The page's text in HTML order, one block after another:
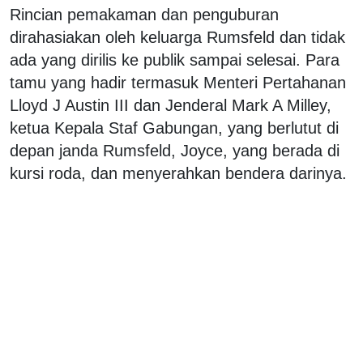
Rincian pemakaman dan penguburan
dirahasiakan oleh keluarga Rumsfeld dan tidak
ada yang dirilis ke publik sampai selesai. Para
tamu yang hadir termasuk Menteri Pertahanan
Lloyd J Austin III dan Jenderal Mark A Milley,
ketua Kepala Staf Gabungan, yang berlutut di
depan janda Rumsfeld, Joyce, yang berada di
kursi roda, dan menyerahkan bendera darinya.